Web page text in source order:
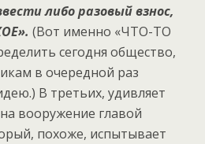
либо разовый взнос,
(Вот именно «ЧТО-ТО
сегодня общество,
в очередной раз
В третьих, удивляет
вооружение главой
похоже, испытывает